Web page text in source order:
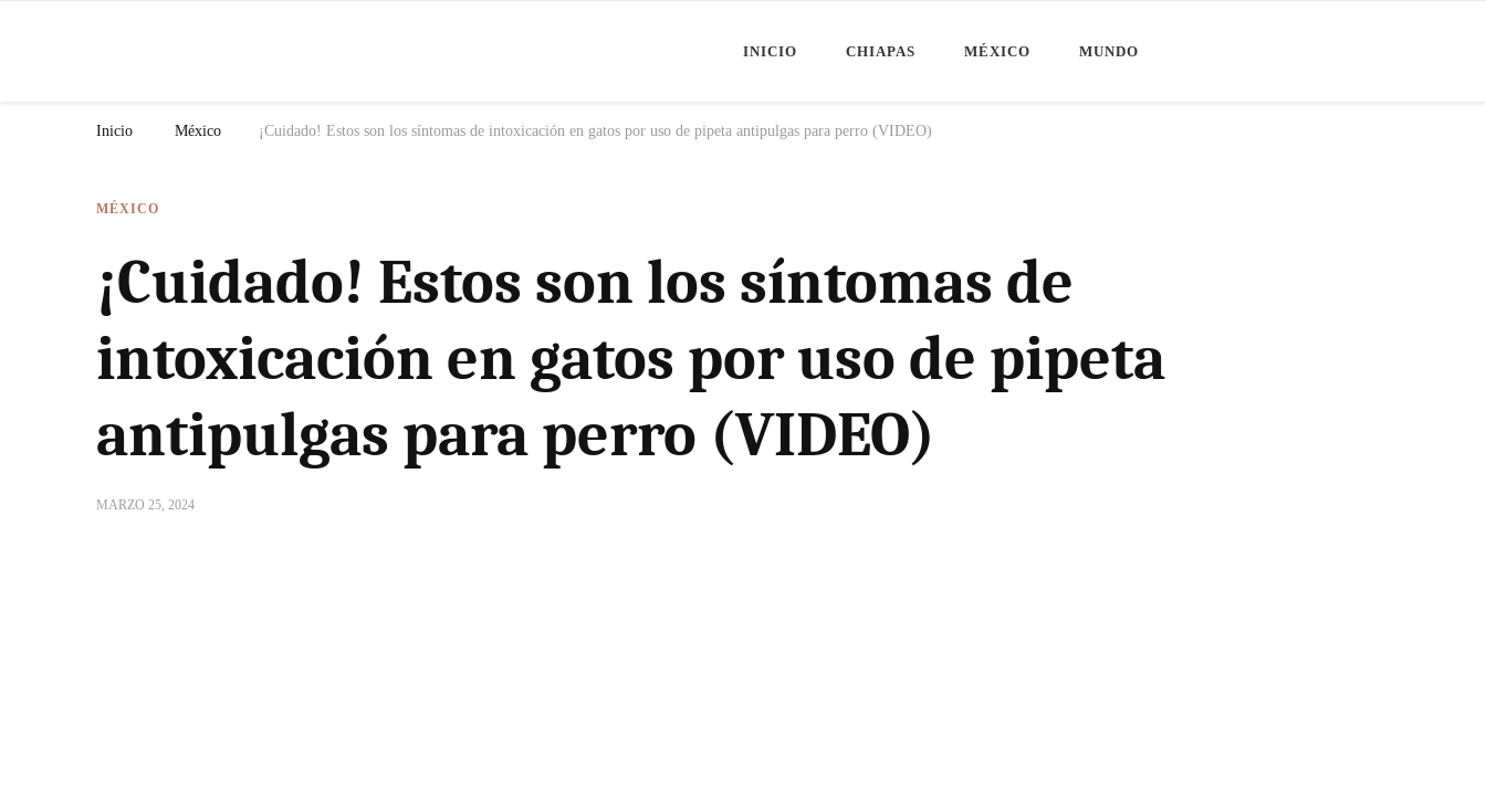
INICIO CHIAPAS MÉXICO MUNDO
Inicio México ¡Cuidado! Estos son los síntomas de intoxicación en gatos por uso de pipeta antipulgas para perro (VIDEO)
MÉXICO
¡Cuidado! Estos son los síntomas de
intoxicación en gatos por uso de pipeta
antipulgas para perro (VIDEO)
MARZO 25, 2024